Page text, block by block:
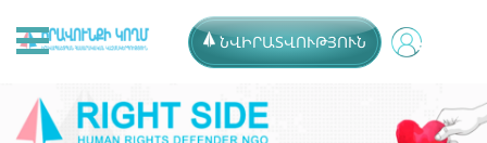
ՆՎԻՐԱՏՎՈՒԹՅՈՒՆ